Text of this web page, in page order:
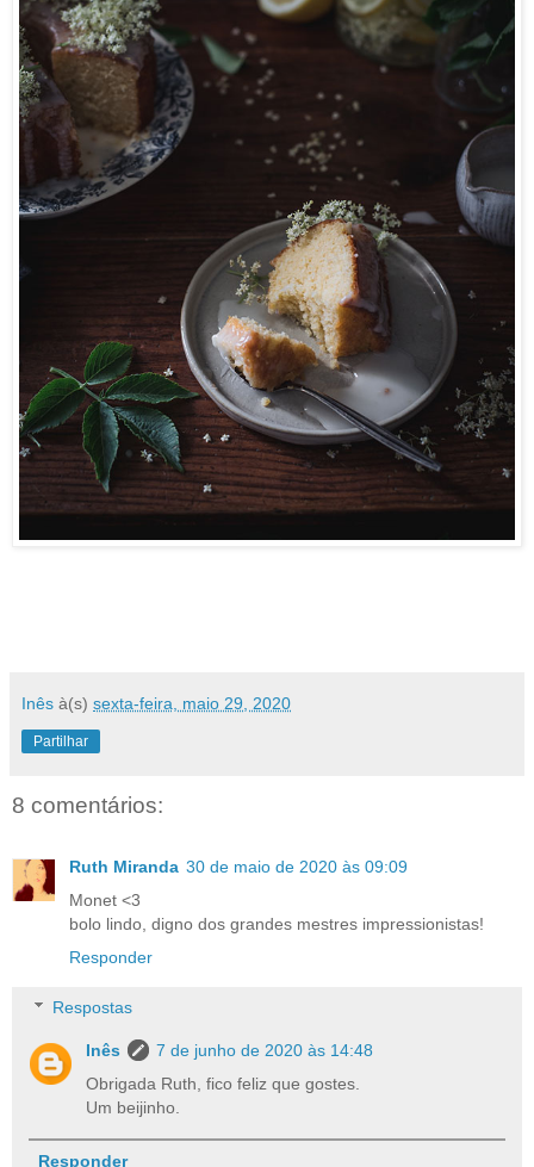
Inês à(s) sexta-feira, maio 29, 2020
Partilhar
8 comentários:
Ruth Miranda 30 de maio de 2020 às 09:09
Monet <3
bolo lindo, digno dos grandes mestres impressionistas!
Responder
Respostas
Inês
7 de junho de 2020 às 14:48
Obrigada Ruth, fico feliz que gostes.
Um beijinho.
Responder